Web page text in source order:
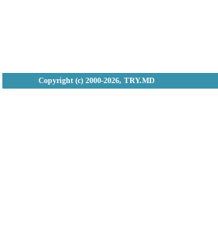
Copyright (с) 2000-2026, TRY.MD